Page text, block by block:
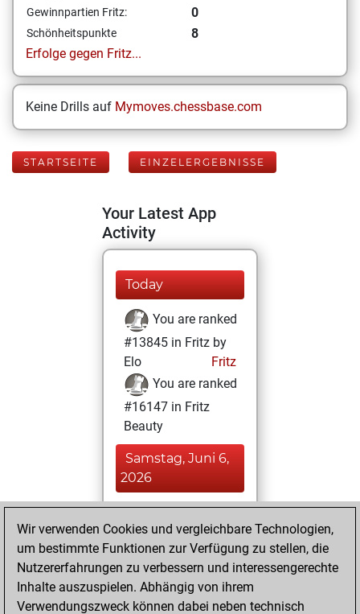
Gewinnpartien Fritz: 0
Schönheitspunkte
8
Erfolge gegen Fritz...
Keine Drills auf Mymoves.chessbase.com
STARTSEITE EINZELERGEBNISSE
Your Latest App
Activity
Today
You are ranked
#13845 in Fritz by
Elo
Fritz
You are ranked
#16147 in Fritz
Beauty
Samstag, Juni 6,
2026
You achieved a
BeautyScore of 8
Fritz
You
achieved a new Elo
of 1590
Wir verwenden Cookies und vergleichbare Technologien,
um bestimmte Funktionen zur Verfügung zu stellen, die
Nutzererfahrungen zu verbessern und interessengerechte
Inhalte auszuspielen. Abhängig von ihrem
Verwendungszweck können dabei neben technisch